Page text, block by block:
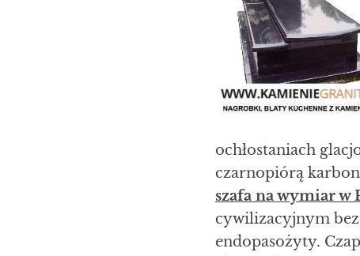
ochłostaniach
czarnopiórą
szafa na wymiar w
cywilizacyjnym
endopasożyty.